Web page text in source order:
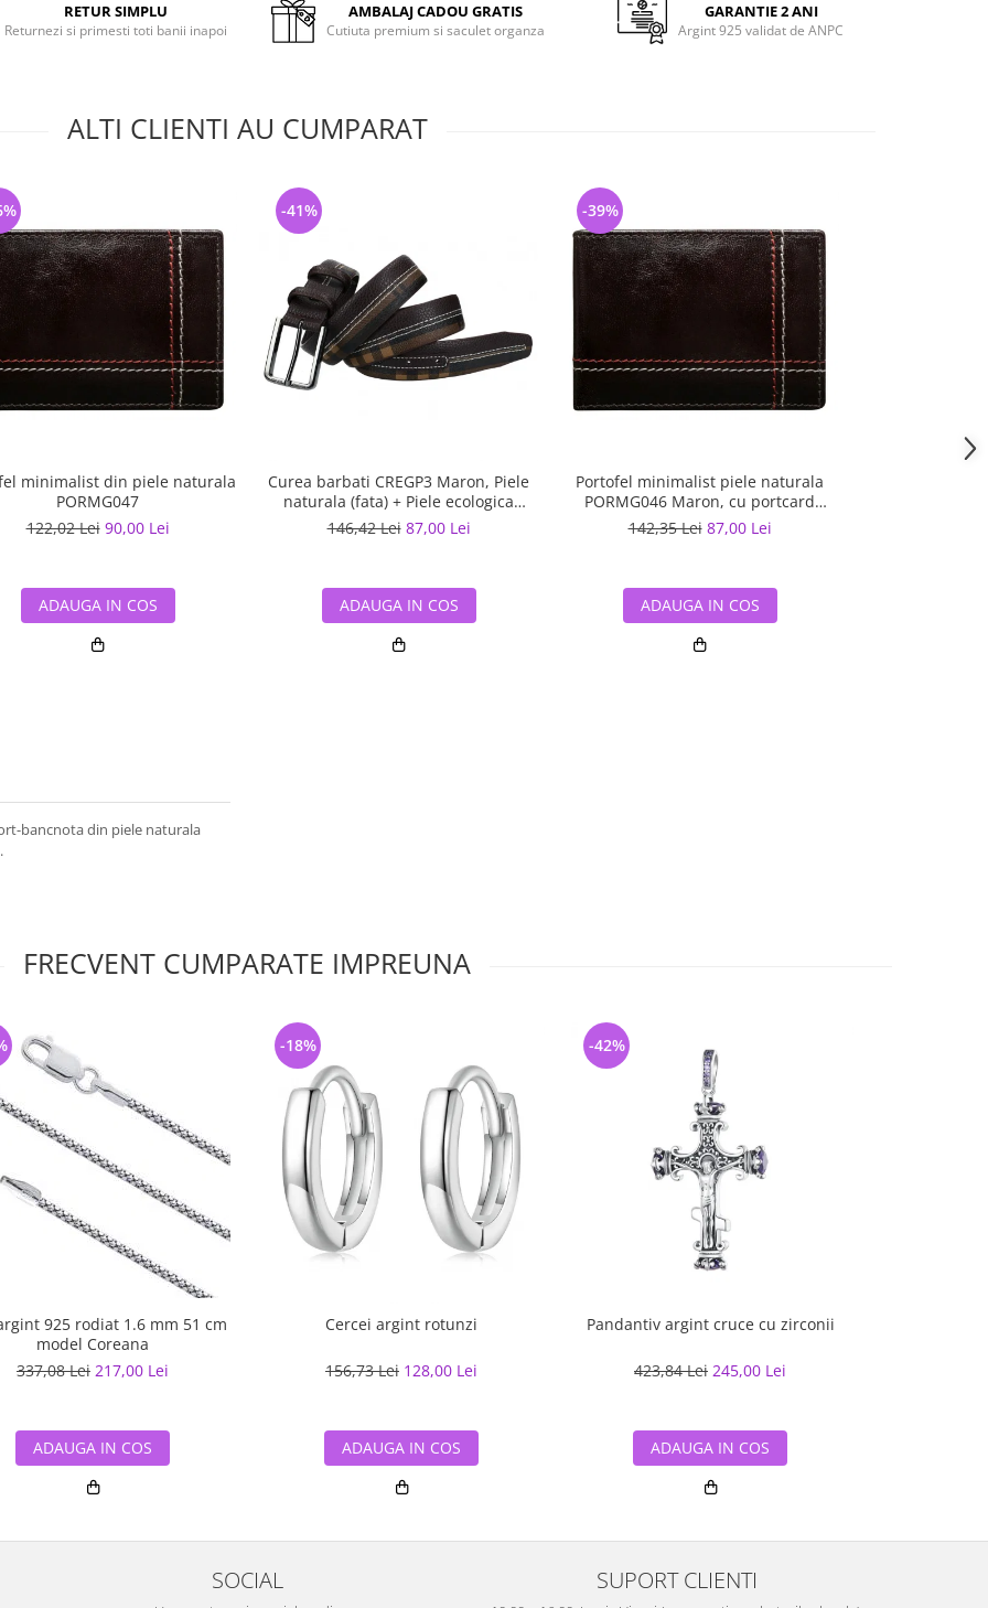
RETUR SIMPLU
Returnezi si primesti toti banii inapoi
AMBALAJ CADOU GRATIS
Cutiuta premium si saculet organza
GARANTIE 2 ANI
Argint 925 validat de ANPC
ALTI CLIENTI AU CUMPARAT
minimalist din piele naturala
PORMG047
122,02 Lei 90,00 Lei
ADAUGA IN COS
Curea barbati CREGP3 Maron, Piele
naturala (fata) + Piele ecologica
(spate)
146,42 Lei 87,00 Lei
-41%
ADAUGA IN COS
Portofel minimalist piele naturala
PORMG046 Maron, cu portcard
detasabil
142,35 Lei 87,00 Lei
-39%
ADAUGA IN COS
bancnota din piele naturala
FRECVENT CUMPARATE IMPREUNA
925 rodiat 1.6 mm 51 cm
model Coreana
337,08 Lei 217,00 Lei
ADAUGA IN COS
Cercei argint rotunzi
156,73 Lei 128,00 Lei
-18%
ADAUGA IN COS
Pandantiv argint cruce cu zirconii
423,84 Lei 245,00 Lei
-42%
ADAUGA IN COS
SOCIAL SUPORT CLIENTI